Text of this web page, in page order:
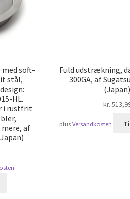
soft-
stål,
HL.
i rustfrit
af
Fuld udstrækning,
300GA, af
(Japan)
kr.
plus Versandkosten